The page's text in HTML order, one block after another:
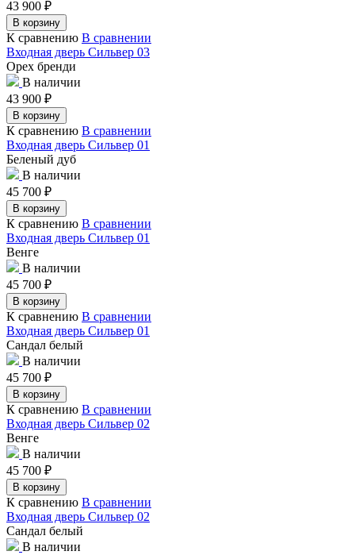
43 900 ₽
В корзину
К сравнению В сравнении
Входная дверь Сильвер 03
Орех бренди
В наличии
43 900 ₽
В корзину
К сравнению В сравнении
Входная дверь Сильвер 01
Беленый дуб
В наличии
45 700 ₽
В корзину
К сравнению В сравнении
Входная дверь Сильвер 01
Венге
В наличии
45 700 ₽
В корзину
К сравнению В сравнении
Входная дверь Сильвер 01
Сандал белый
В наличии
45 700 ₽
В корзину
К сравнению В сравнении
Входная дверь Сильвер 02
Венге
В наличии
45 700 ₽
В корзину
К сравнению В сравнении
Входная дверь Сильвер 02
Сандал белый
В наличии